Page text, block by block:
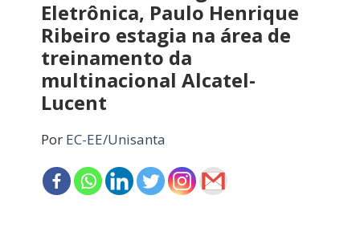
Eletrônica, Paulo Henrique
Ribeiro estagia na área de
treinamento da
multinacional Alcatel-
Lucent
Por EC-EE/Unisanta